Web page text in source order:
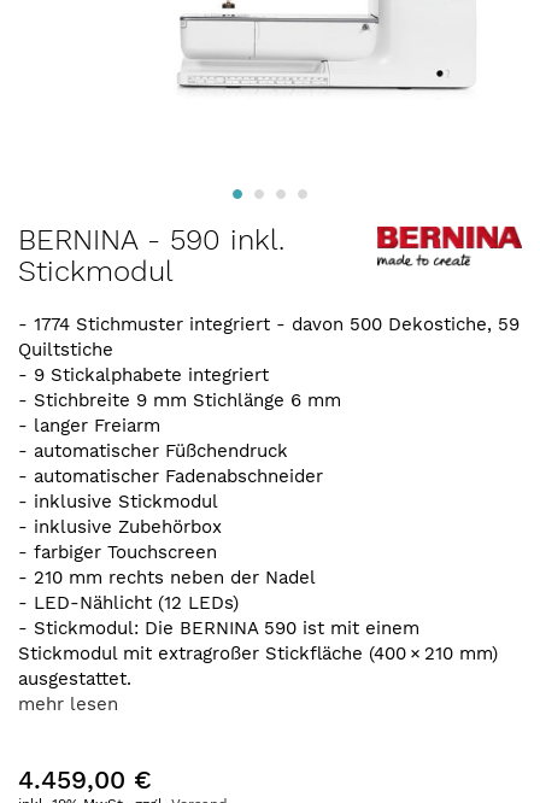
Anfang
der
springen
BERNINA - 590 inkl.
Stickmodul
- 1774 Stichmuster integriert - davon 500 Dekostiche, 59
Quiltstiche
- 9 Stickalphabete integriert
- Stichbreite 9 mm Stichlänge 6 mm
- langer Freiarm
- automatischer Füßchendruck
- automatischer Fadenabschneider
- inklusive Stickmodul
- inklusive Zubehörbox
- farbiger Touchscreen
- 210 mm rechts neben der Nadel
- LED-Nählicht (12 LEDs)
- Stickmodul: Die BERNINA 590 ist mit einem
Stickmodul mit extragroßer Stickfläche (400 × 210 mm)
ausgestattet.
mehr lesen
4.459,00 €